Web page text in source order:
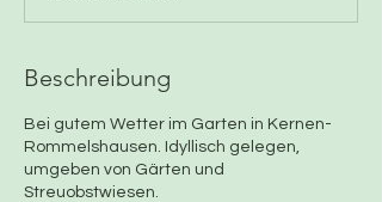
Beschreibung
Bei gutem Wetter im Garten in Kernen-
Rommelshausen. Idyllisch gelegen,
umgeben von Gärten und
Streuobstwiesen.